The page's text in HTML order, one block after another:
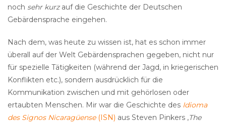
noch sehr kurz auf die Geschichte der Deutschen
Gebärdensprache eingehen.
Nach dem, was heute zu wissen ist, hat es schon immer
überall auf der Welt Gebärdensprachen gegeben, nicht nur
für spezielle Tätigkeiten (während der Jagd, in kriegerischen
Konflikten etc.), sondern ausdrücklich für die
Kommunikation zwischen und mit gehörlosen oder
ertaubten Menschen. Mir war die Geschichte des Idioma
des Signos Nicaragüense(ISN) aus Steven Pinkers ‚The